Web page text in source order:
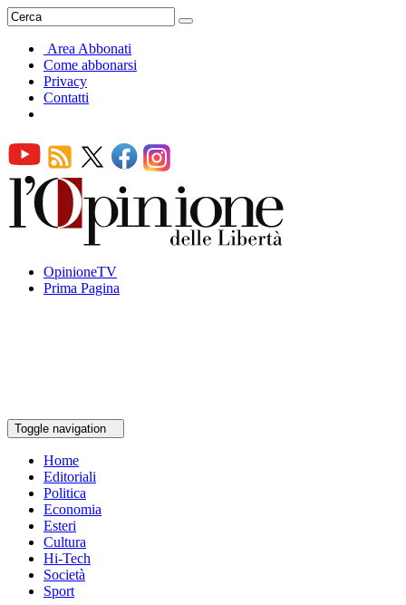
Area Abbonati
Come abbonarsi
Privacy
Contatti
OpinioneTV
Prima Pagina
Toggle navigation
Home
Editoriali
Politica
Economia
Esteri
Cultura
Hi-Tech
Società
Sport